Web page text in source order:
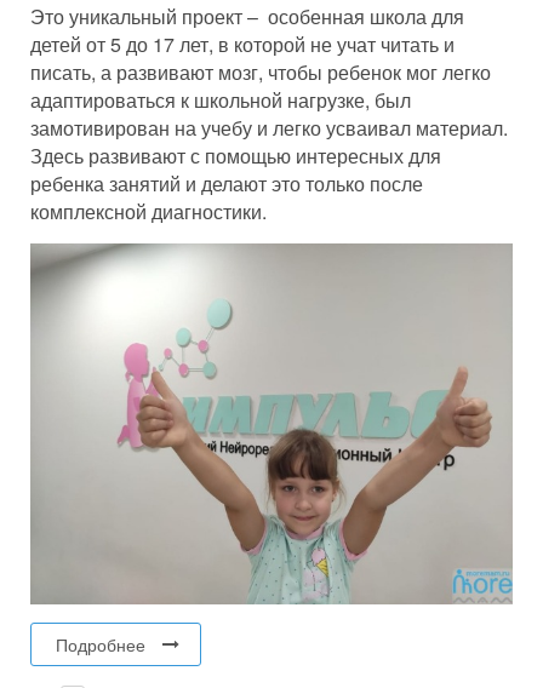
Это уникальный проект – особенная школа для
детей от 5 до 17 лет, в которой не учат читать и
писать, а развивают мозг, чтобы ребенок мог легко
адаптироваться к школьной нагрузке, был
замотивирован на учебу и легко усваивал материал.
Здесь развивают с помощью интересных для
ребенка занятий и делают это только после
комплексной диагностики.
Подробнее